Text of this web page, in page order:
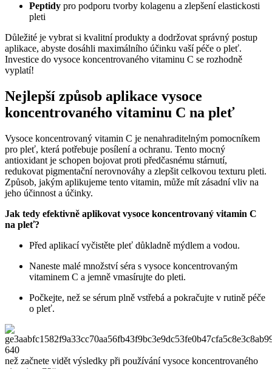
Peptidy pro podporu tvorby kolagenu a zlepšení elastickosti
pleti
Důležité je vybrat si kvalitní produkty a dodržovat správný postup
aplikace, abyste dosáhli maximálního účinku vaší péče o pleť.
Investice do vysoce koncentrovaného vitaminu C se rozhodně
vyplatí!
Nejlepší způsob aplikace vysoce
koncentrovaného vitaminu C na pleť
Vysoce koncentrovaný vitamin C je nenahraditelným pomocníkem
pro pleť, která potřebuje posílení a ochranu. Tento mocný
antioxidant je schopen bojovat proti předčasnému stárnutí,
redukovat pigmentační nerovnováhy a zlepšit celkovou texturu pleti.
Způsob, jakým aplikujeme tento vitamin, může mít zásadní vliv na
jeho účinnost a účinky.
Jak tedy efektivně aplikovat vysoce koncentrovaný vitamin C
na pleť?
Před aplikací vyčistěte pleť důkladně mýdlem a vodou.
Naneste malé množství séra s vysoce koncentrovaným
vitaminem C a jemně vmasírujte do pleti.
Počkejte, než se sérum plně vstřebá a pokračujte v rutině péče
o pleť.
než začnete vidět výsledky při používání vysoce koncentrovaného